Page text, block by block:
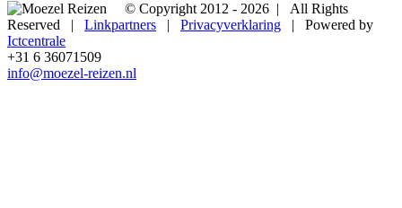
© Copyright 2012 - 2026 | All Rights
Reserved | Linkpartners | Privacyverklaring | Powered by
Ictcentrale
+31 6 36071509
info@moezel-reizen.nl